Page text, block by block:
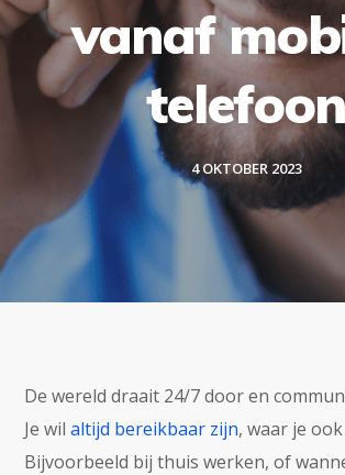
vanaf
telefoon
4 OKTOBER 2023
De wereld draait 24/7 door en
Je wilaltijd bereikbaar zijn, waar je
Bijvoorbeeld bij thuis werken, of